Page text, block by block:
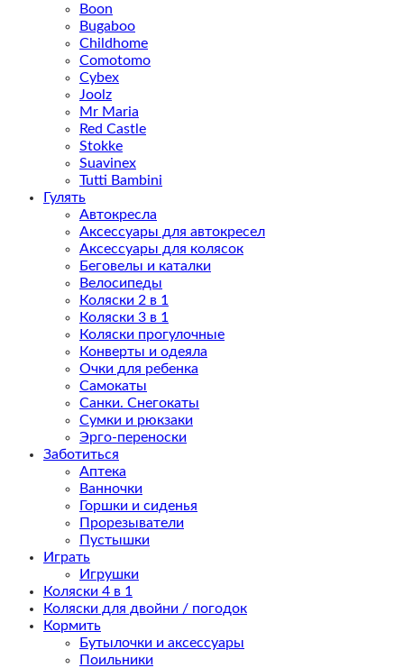
Boon
Bugaboo
Childhome
Comotomo
Cybex
Joolz
Mr Maria
Red Castle
Stokke
Suavinex
Tutti Bambini
Гулять
Автокресла
Аксессуары для автокресел
Аксессуары для колясок
Беговелы и каталки
Велосипеды
Коляски 2 в 1
Коляски 3 в 1
Коляски прогулочные
Конверты и одеяла
Очки для ребенка
Самокаты
Санки. Снегокаты
Сумки и рюкзаки
Эрго-переноски
Заботиться
Аптека
Ванночки
Горшки и сиденья
Прорезыватели
Пустышки
Играть
Игрушки
Коляски 4 в 1
Коляски для двойни / погодок
Кормить
Бутылочки и аксессуары
Поильники